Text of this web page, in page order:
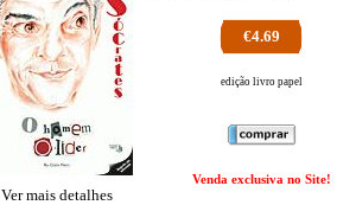
€4.69
edição livro papel
Venda exclusiva no Site!
Ver mais detalhes